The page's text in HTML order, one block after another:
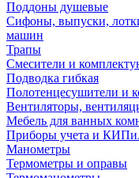
Поддоны душевые
Сифоны, выпуски,
машин
Трапы
Смесители и
Подводка гибкая
Полотенцесушители и
Вентиляторы,
Мебель для ванных
Приборы учета и
Манометры
Термометры и оправы